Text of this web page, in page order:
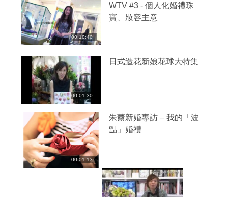
00:10:40
WTV #3 - 個人化婚禮珠
寶、妝容主意
00:01:30
日式造花新娘花球大特集
00:01:13
朱薰新婚專訪 – 我的「波
點」婚禮